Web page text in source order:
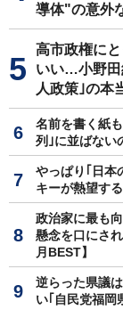
導体"の意外
高市政権に
いい…小野田
人政策｣の本
名前を書く紙
列｣に並ばない
やっぱり｢日本
キーが熱望す
政治家に最も
懸念を口にさ
月BEST】
逆らった県議
い｢自民党福岡